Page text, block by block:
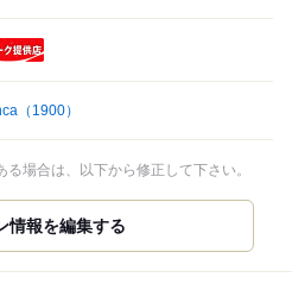
（1900）
場合は、以下から修正して下さい。
情報を編集する